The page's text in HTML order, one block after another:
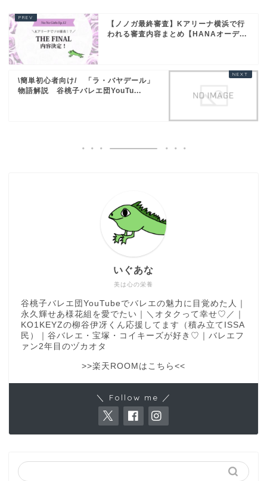
【ノノガ最終審査】Kアリーナ横浜で行
われる審査内容まとめ【HANAオーデ...
\簡単初心者向け/ 「ラ・バヤデール」
物語解説 谷桃子バレエ団YouTu...
美は心の栄養
いぐあな
谷桃子バレエ団YouTubeでバレエの魅力に目覚めた人｜
永久輝せあ様花組を愛でたい｜＼オタクって幸せ♡／｜
KO1KEYZの柳谷伊冴くん応援してます（積み立てISSA
民）｜谷バレエ・宝塚・コイキーズが好き♡｜バレエフ
ァン2年目のヅカオタ
>>楽天ROOMはこちら<<
＼ Follow me ／